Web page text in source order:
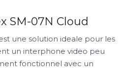
SM-07N Cloud
une solution ideale pour les
un interphone video peu
fonctionnel avec un